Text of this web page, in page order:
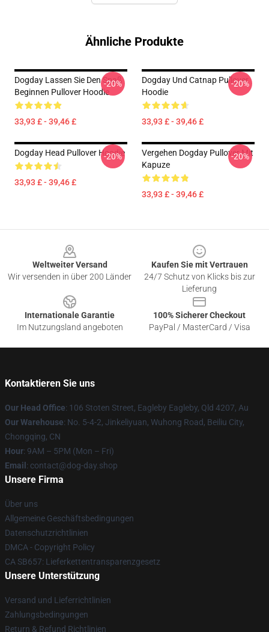
Ähnliche Produkte
Dogday Lassen Sie Den Spaß
Beginnen Pullover Hoodie
33,93 £ - 39,46 £
-20%
Dogday Und Catnap Pullover
Hoodie
33,93 £ - 39,46 £
-20%
Dogday Head Pullover Hoodie
33,93 £ - 39,46 £
-20%
Vergehen Dogday Pullover Mit
Kapuze
33,93 £ - 39,46 £
-20%
Weltweiter Versand
Wir versenden in über 200 Länder
Kaufen Sie mit Vertrauen
24/7 Schutz von Klicks bis zur
Lieferung
Internationale Garantie
Im Nutzungsland angeboten
100% Sicherer Checkout
PayPal / MasterCard / Visa
Kontaktieren Sie uns
Our Head Office: 106 Stoten Street, Eagleby Eagleby, Qld 4207, Au
Our Warehouse: No. 5-4-2, Jinkeliyuan, Wuhong Road, Beiliu City,
Chongqing, CN
Hour: 9AM – 5PM (Mon – Fri)
Email : contact@dog-day.shop
Unsere Firma
Über uns
Allgemeine Geschäftsbedingungen
Datenschutzrichtlinien
DMCA - Copyright Policy
CA SB657: Lieferkettentransparenzgesetz
Unsere Unterstützung
Versand und Lieferrichtlinien
Zahlungsbedingungen
Return & Refund Richtlinien